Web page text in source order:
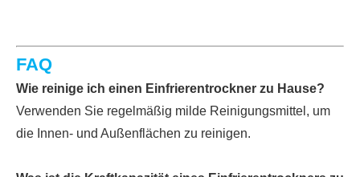
FAQ
Wie reinige ich einen Einfrierentrockner zu Hause?
Verwenden Sie regelmäßig milde Reinigungsmittel, um
die Innen- und Außenflächen zu reinigen.